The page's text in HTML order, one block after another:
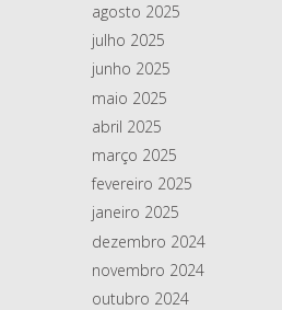
agosto 2025
julho 2025
junho 2025
maio 2025
abril 2025
março 2025
fevereiro 2025
janeiro 2025
dezembro 2024
novembro 2024
outubro 2024